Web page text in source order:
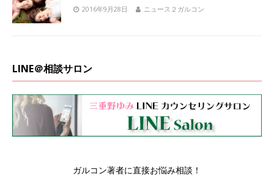
2016年9月28日 ニュース２ガルコン
LINE＠相談サロン
ガルコン著者に直接お悩み相談！